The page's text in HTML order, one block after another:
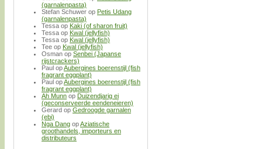
(garnalenpasta)
Stefan Schuwer op Petis Udang
(garnalenpasta)
Tessa op Kaki (of sharon fruit)
Tessa op Kwal (jellyfish)
Tessa op Kwal (jellyfish)
Tee op Kwal (jellyfish)
Osman op Senbei (Japanse
rijstcrackers)
Paul opAubergines boerenstijl (fish
fragrant eggplant)
Paul opAubergines boerenstijl (fish
fragrant eggplant)
Ah Munn op Duizendjarig ei
(geconserveerde eendeneieren)
Gerard op Gedroogde garnalen
(ebi)
Nga Dang opAziatische
groothandels, importeurs en
distributeurs